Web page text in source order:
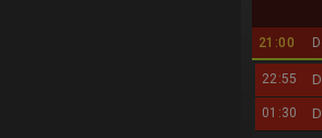
21:00
22:55
01:30